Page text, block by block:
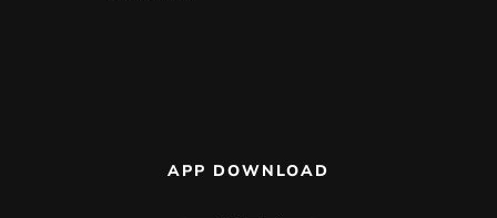
APP DOWNLOAD